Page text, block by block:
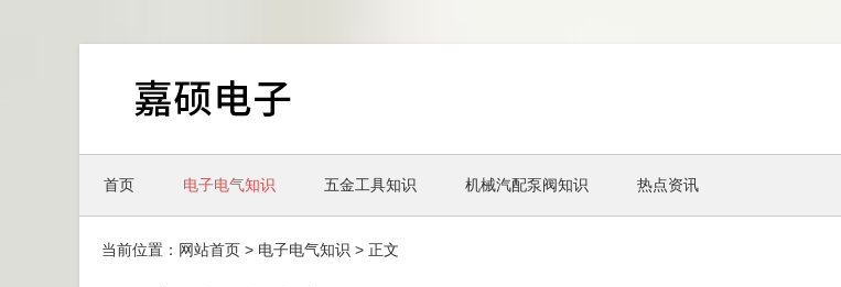
首页 电子电气知识 五金工具知识 机械汽配泵阀知识 热点资讯
当前位置： 网站首页 > 电子电气知识 > 正文